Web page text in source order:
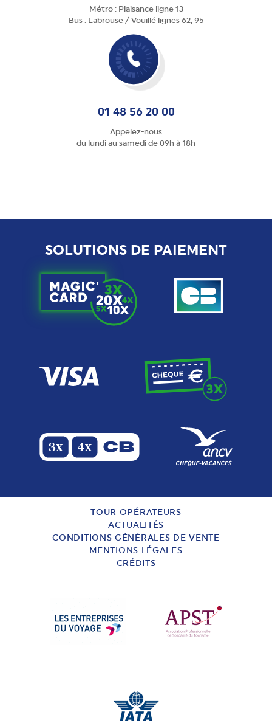
Métro : Plaisance ligne 13
Bus : Labrouse / Vouillé lignes 62, 95
01 48 56 20 00
Appelez-nous
du lundi au samedi de 09h à 18h
SOLUTIONS DE PAIEMENT
TOUR OPÉRATEURS
ACTUALITÉS
CONDITIONS GÉNÉRALES DE VENTE
MENTIONS LÉGALES
CRÉDITS